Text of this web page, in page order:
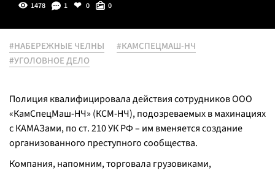
1478 1 0 0
#НАБЕРЕЖНЫЕ ЧЕЛНЫ
#КАМСПЕЦМАШ-НЧ
#УГОЛОВНОЕ ДЕЛО
Полиция квалифицировала действия сотрудников ООО
«КамСпецМаш-НЧ» (КСМ-НЧ), подозреваемых в махинациях
с КАМАЗами, по ст. 210 УК РФ – им вменяется создание
организованного преступного сообщества.
Компания, напомним, торговала грузовиками,